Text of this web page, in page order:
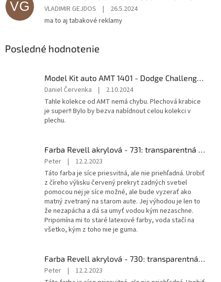
VG VLADIMIR GEJDOS |
26.5.2024
ma to aj tabakové reklamy
Posledné hodnotenie
Model Kit auto AMT 1401 - Dodge Challenge r/t (1:25)
Hodnotenie
produktu
je
5
z
hviezdičiek.
Daniel Červenka |
2.10.2024
Tahle kolekce od AMT nemá chybu. Plechová krabice
je super!! Bylo by bezva nabídnout celou kolekci v
plechu.
Farba Revell akrylová - 731: transparentná červená (red clear)
Hodnotenie
produktu
je
3
z
5
hviezdičiek.
Peter |
12.2.2023
Táto farba je síce priesvitná, ale nie priehľadná. Urobiť
z číreho výlisku červený prekryt zadných svetiel
pomocou nej je síce možné, ale bude vyzerať ako
matný zvetraný na starom aute. Jej výhodou je len to
že nezapácha a dá sa umyť vodou kým nezaschne.
Pripomína mi to staré latexové farby, voda stačí na
všetko, kým z toho nie je guma.
Farba Revell akrylová - 730: transparentná oranžová (orange clear)
Hodnotenie
produktu
Peter |
12.2.2023